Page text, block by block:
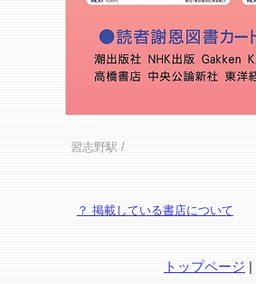
習志野駅 /
？ 掲載している書店について
トップページ |